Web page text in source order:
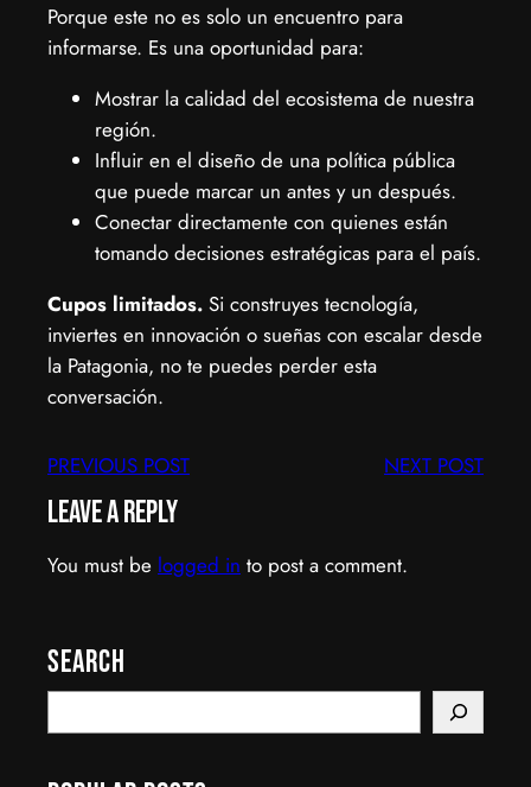
​Porque este no es solo un encuentro para
informarse. Es una oportunidad para:
​Mostrar la calidad del ecosistema de nuestra
región.
​Influir en el diseño de una política pública
que puede marcar un antes y un después.
​Conectar directamente con quienes están
tomando decisiones estratégicas para el país.
Cupos limitados. Si construyes tecnología,
inviertes en innovación o sueñas con escalar desde
la Patagonia, no te puedes perder esta
conversación.
PREVIOUS POST NEXT POST
Leave a Reply
You must be logged in to post a comment.
Search
e